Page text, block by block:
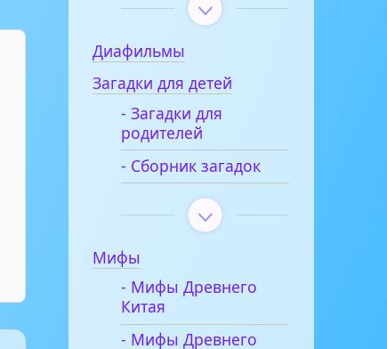
Диафильмы
Загадки для детей
- Загадки для
родителей
- Сборник загадок
Мифы
- Мифы Древнего
Китая
- Мифы Древнего